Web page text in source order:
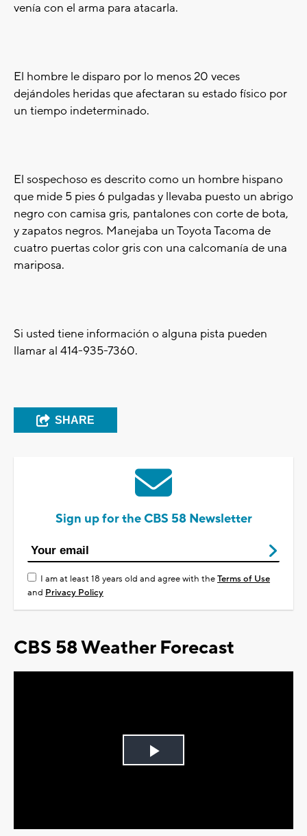
venía con el arma para atacarla.
El hombre le disparo por lo menos 20 veces
dejándoles heridas que afectaran su estado físico por
un tiempo indeterminado.
El sospechoso es descrito como un hombre hispano
que mide 5 pies 6 pulgadas y llevaba puesto un abrigo
negro con camisa gris, pantalones con corte de bota,
y zapatos negros. Manejaba un Toyota Tacoma de
cuatro puertas color gris con una calcomanía de una
mariposa.
Si usted tiene información o alguna pista pueden
llamar al 414-935-7360.
SHARE
Sign up for the CBS 58 Newsletter
I am at least 18 years old and agree with theTerms of Use
and Privacy Policy
CBS 58 Weather Forecast
Play